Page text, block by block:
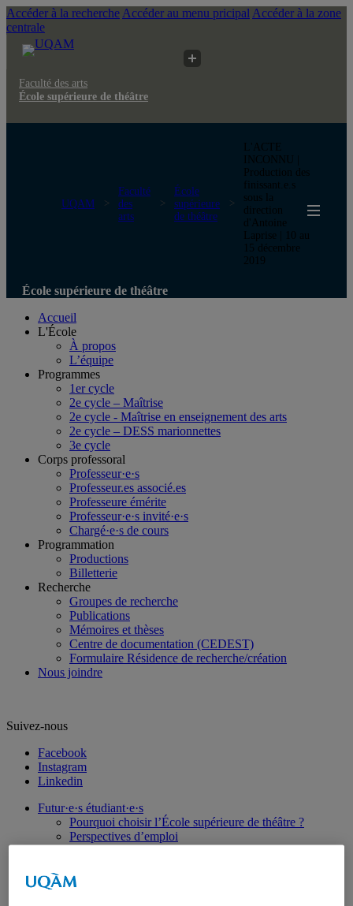
Accéder à la recherche Accéder au menu pricipal Accéder à la zone
centrale
Faculté des arts
École supérieure de théâtre
UQAM
Faculté
des
arts
École
supérieure
de théâtre
L'ACTE
INCONNU |
Production des
finissant.e.s
sous la
direction
d'Antoine
Laprise | 10 au
15 décembre
2019
École supérieure de théâtre
Accueil
L'École
À propos
L’équipe
Programmes
1er cycle
2e cycle – Maîtrise
2e cycle - Maîtrise en enseignement des arts
2e cycle – DESS marionnettes
3e cycle
Corps professoral
Professeur·e·s
Professeur.es associé.es
Professeure émérite
Professeur·e·s invité·e·s
Chargé·e·s de cours
Programmation
Productions
Billetterie
Recherche
Groupes de recherche
Publications
Mémoires et thèses
Centre de documentation (CEDEST)
Formulaire Résidence de recherche/création
Nous joindre
Suivez-nous
Facebook
Instagram
Linkedin
Futur·e·s étudiant·e·s
Pourquoi choisir l’École supérieure de théâtre ?
Perspectives d’emploi
Politique interne pour les retards et les absences